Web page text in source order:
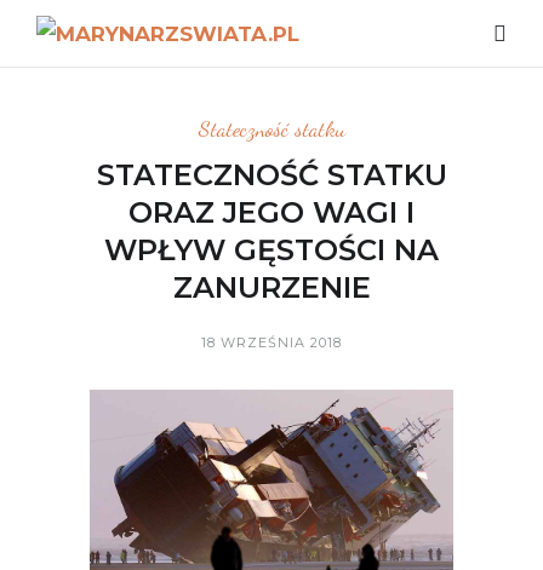
Stateczność statku
STATECZNOŚĆ STATKU
ORAZ JEGO WAGI I
WPŁYW GĘSTOŚCI NA
ZANURZENIE
18 WRZEŚNIA 2018